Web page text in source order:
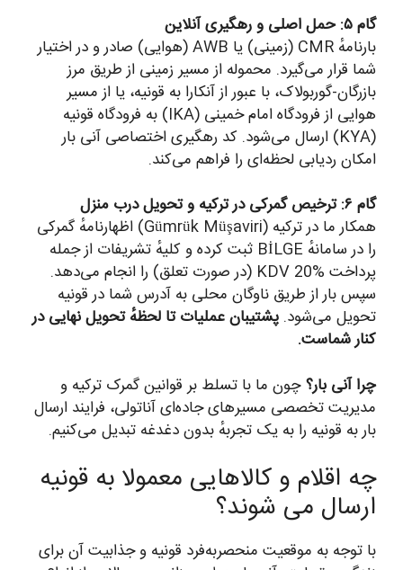
گام ۵: حمل اصلی و رهگیری آنلاین
بارنامهٔ CMR (زمینی) یا AWB (هوایی) صادر و در اختیار
شما قرار می‌گیرد. محموله از مسیر زمینی از طریق مرز
بازرگان-گوربولاک، با عبور از آنکارا به قونیه، یا از مسیر
هوایی از فرودگاه امام خمینی (IKA) به فرودگاه قونیه
(KYA) ارسال می‌شود. کد رهگیری اختصاصی آنی بار
امکان ردیابی لحظه‌ای را فراهم می‌کند.
گام ۶: ترخیص گمرکی در ترکیه و تحویل درب منزل
همکار ما در ترکیه (Gümrük Müşaviri) اظهارنامهٔ گمرکی
را در سامانهٔ BİLGE ثبت کرده و کلیهٔ تشریفات از جمله
پرداخت KDV 20% (در صورت تعلق) را انجام می‌دهد.
سپس بار از طریق ناوگان محلی به آدرس شما در قونیه
تحویل می‌شود. پشتیبان عملیات تا لحظهٔ تحویل نهایی در
کنار شماست.
چرا آنی بار؟چون ما با تسلط بر قوانین گمرک ترکیه و
مدیریت تخصصی مسیرهای جاده‌ای آناتولی، فرایند ارسال
بار به قونیه را به یک تجربهٔ بدون دغدغه تبدیل می‌کنیم.
چه اقلام و کالاهایی معمولا به قونیه
ارسال می شوند؟
با توجه به موقعیت منحصربه‌فرد قونیه و جذابیت آن برای